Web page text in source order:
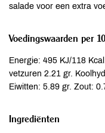
salade voor een extra
Voedingswaarden per
Energie: 495 KJ/118
vetzuren 2.21 gr.
Eiwitten: 5.89 gr. Zout:
Ingrediënten